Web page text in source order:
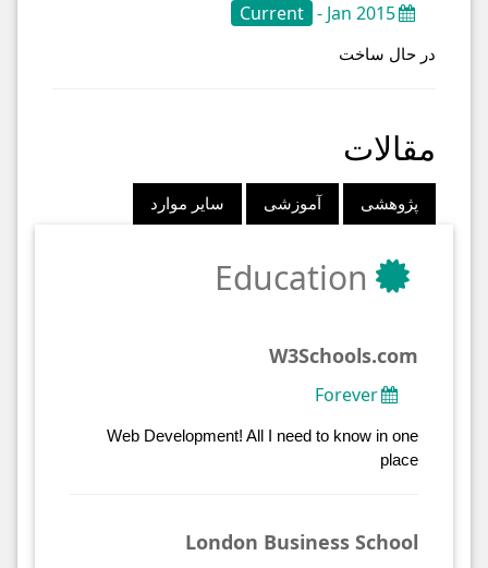
Jan 2015 -
Current
در حال ساخت
مقالات
پژوهشی آموزشی سایر موارد
Education
W3Schools.com
Forever
Web Development! All I need to know in one
place
London Business School